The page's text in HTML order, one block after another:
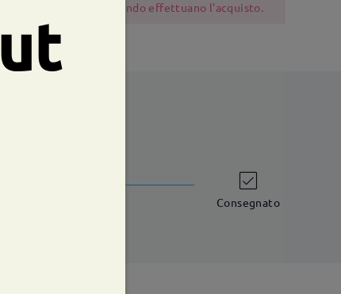
essere cauti quando effettuano l'acquisto.
lavorativi Consegnato